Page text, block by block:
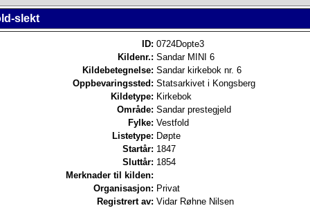
slekt
ID: 0724Dopte3
Kildenr.: Sandar MINI 6
Kildebetegnelse: Sandar kirkebok nr. 6
Oppbevaringssted: Statsarkivet i Kongsberg
Kildetype: Kirkebok
Område: Sandar prestegjeld
Fylke: Vestfold
Listetype: Døpte
Startår: 1847
Sluttår: 1854
Merknader til kilden:
Organisasjon: Privat
Registrert av: Vidar Røhne Nilsen